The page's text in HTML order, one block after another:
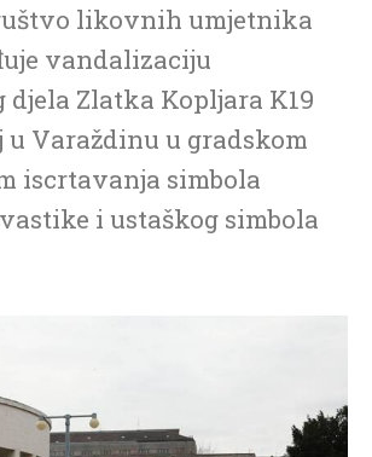
likovnih umjetnika
vandalizaciju
Zlatka Kopljara K19
Varaždinu u gradskom
iscrtavanja simbola
i ustaškog simbola